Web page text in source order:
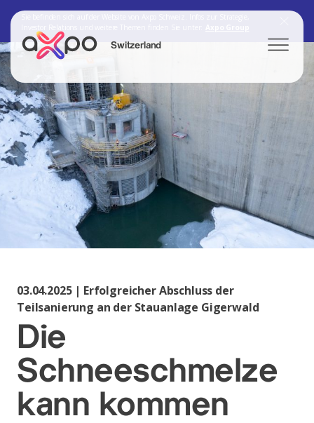
Switzerland
Search
Axpo Group
03.04.2025 | Erfolgreicher Abschluss der
Teilsanierung an der Stauanlage Gigerwald
Die
Schneeschmelze
kann kommen